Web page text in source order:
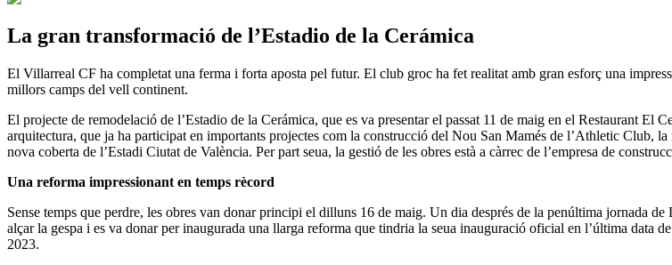
La gran transformació de l’Estadio de la Cerámica
El Villarreal CF ha completat una ferma i forta aposta pel futur. El club groc ha fet realitat amb gran esforç una
millors camps del vell continent.
El projecte de remodelació de l’Estadio de la Cerámica, que es va presentar el passat 11 de maig en el Restaurant El
arquitectura, que ja ha participat en importants projectes com la construcció del Nou San Mamés de l’Athletic Club,
nova coberta de l’Estadi Ciutat de València. Per part seua, la gestió de les obres està a càrrec de l’empresa de
Una reforma impressionant en temps rècord
Sense temps que perdre, les obres van donar principi el dilluns 16 de maig. Un dia després de la penúltima jornada
alçar la gespa i es va donar per inaugurada una llarga reforma que tindria la seua inauguració oficial en l’última data
2023.